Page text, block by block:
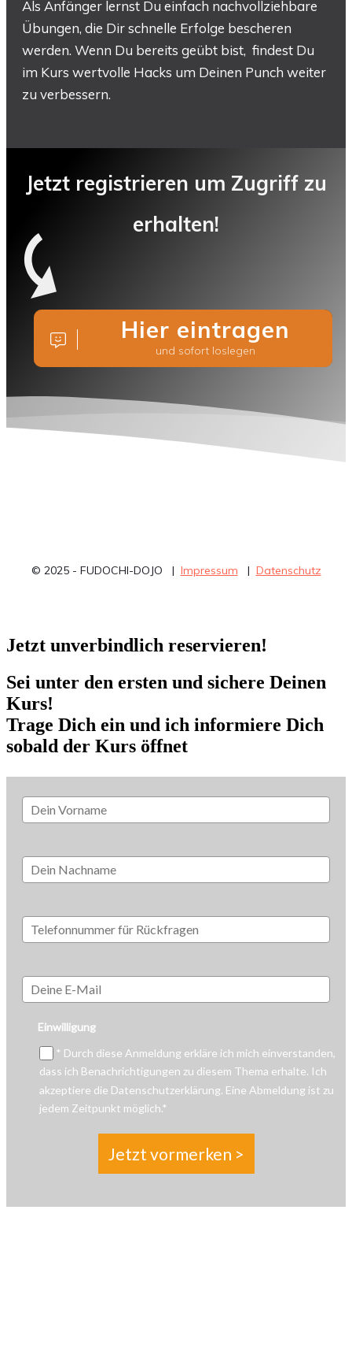
Als Anfänger lernst Du einfach nachvollziehbare
Übungen, die Dir schnelle Erfolge bescheren
werden. Wenn Du bereits geübt bist, findest Du
im Kurs wertvolle Hacks um Deinen Punch weiter
zu verbessern.
Jetzt registrieren um Zugriff zu
erhalten!
Hier eintragen
und sofort loslegen
© 2025 - FUDOCHI-DOJO | Impressum | Datenschutz
Jetzt unverbindlich reservieren!
Sei unter den ersten und sichere Deinen
Kurs!
Trage Dich ein und ich informiere Dich
sobald der Kurs öffnet
Einwilligung
* Durch diese Anmeldung erkläre ich mich einverstanden,
dass ich Benachrichtigungen zu diesem Thema erhalte. Ich
akzeptiere die Datenschutzerklärung. Eine Abmeldung ist zu
jedem Zeitpunkt möglich.*
Jetzt vormerken >